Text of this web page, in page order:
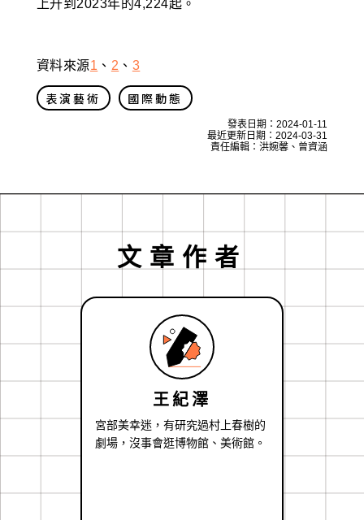
上升到2023年的4,224起。
資料來源1 、 2 、 3
表演藝術 國際動態
發表日期：2024-01-11
最近更新日期：2024-03-31
責任編輯：洪婉馨、曾資涵
文章作者
王紀澤
宮部美幸迷，有研究過村上春樹的
劇場，沒事會逛博物館、美術館。